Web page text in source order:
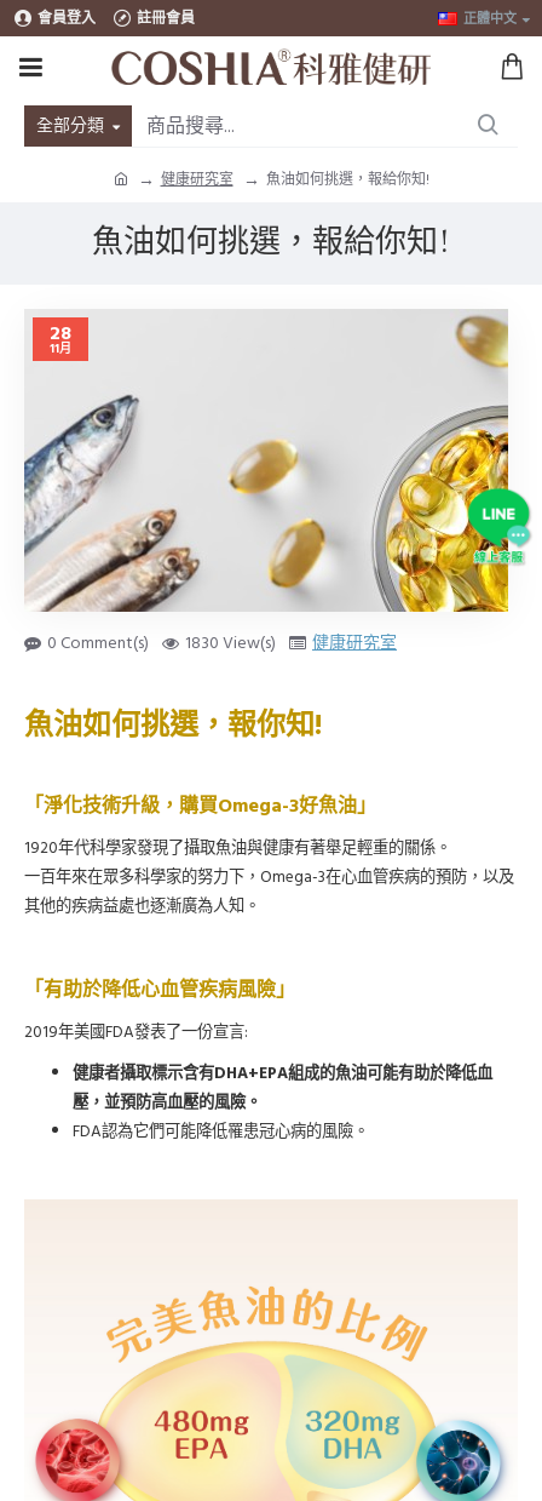
會員登入 註冊會員 正體中文
全部分類
健康研究室 魚油如何挑選，報給你知!
魚油如何挑選，報給你知!
28
11月
0 Comment(s) 1830 View(s) 健康研究室
魚油如何挑選，報你知!
「淨化技術升級，購買Omega-3好魚油」
1920年代科學家發現了攝取魚油與健康有著舉足輕重的關係。
一百年來在眾多科學家的努力下， Omega-3在心血管疾病的預防，以及
其他的疾病益處也逐漸廣為人知。
「有助於降低心血管疾病風險」
2019年美國FDA發表了一份宣言:
健康者攝取標示含有DHA+EPA組成的魚油可能有助於降低血
壓，並預防高血壓的風險。
FDA認為它們可能降低罹患冠心病的風險。